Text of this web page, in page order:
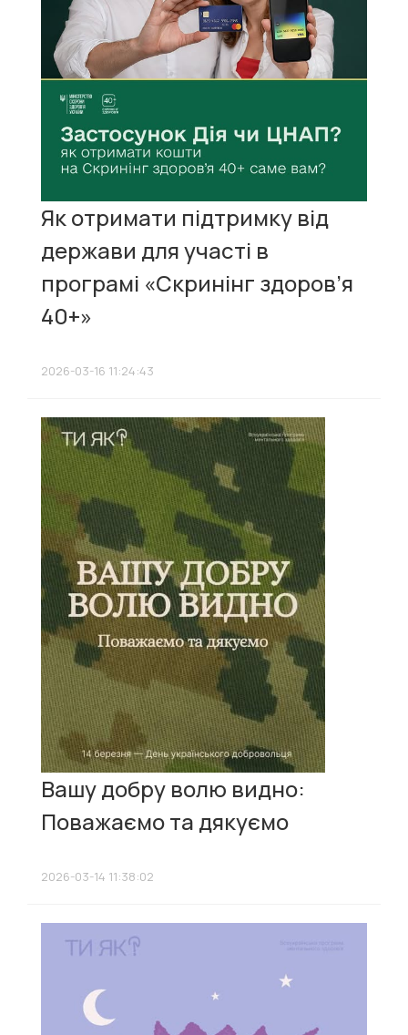
Як отримати підтримку від
держави для участі в
програмі «Скринінг здоров’я
40+»
2026-03-16 11:24:43
Вашу добру волю видно:
Поважаємо та дякуємо
2026-03-14 11:38:02